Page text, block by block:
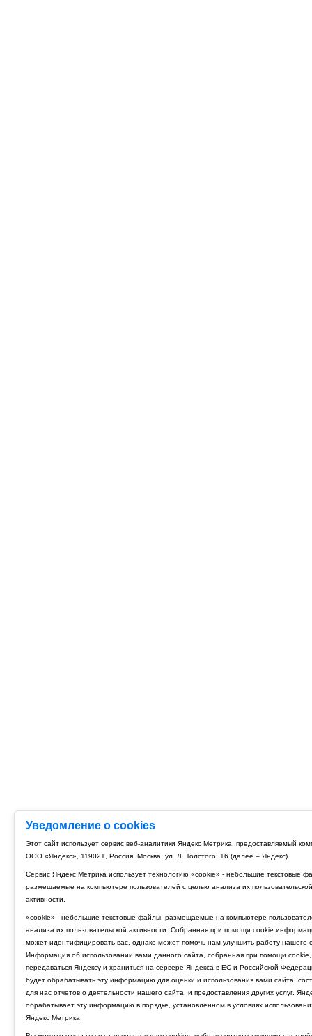
Уведомление о cookies
Этот сайт использует сервис веб-аналитики Яндекс Метрика, предоставляемый
ООО «Яндекс», 119021, Россия, Москва, ул. Л. Толстого, 16 (далее – Яндекс)
Сервис Яндекс Метрика использует технологию «cookie» - небольшие текстовые
размещаемые на компьютере пользователей с целью анализа их пользовательской
активности.
«cookie» - небольшие текстовые файлы, размещаемые на компьютере
анализа их пользовательской активности. Собранная при помощи cookie
может идентифицировать вас, однако может помочь нам улучшить работу нашего
Информация об использовании вами данного сайта, собранная при помощи cookie,
передаваться Яндексу и храниться на сервере Яндекса в ЕС и Российской
будет обрабатывать эту информацию для оценки и использования вами сайта,
для нас отчетов о деятельности нашего сайта, и предоставления других услуг.
обрабатывает эту информацию в порядке, установленном в условиях
Яндекс Метрика.